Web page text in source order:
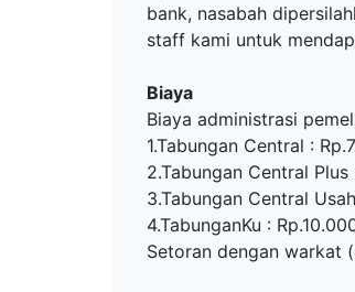
bank, nasabah
staff kami untuk
Biaya
Biaya administrasi
1.Tabungan Central :
2.Tabungan Central
3.Tabungan Central
4.TabunganKu :
Setoran dengan warkat